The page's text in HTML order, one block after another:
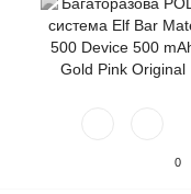
0